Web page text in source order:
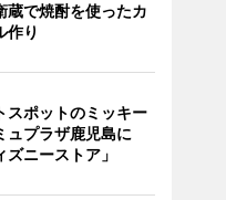
蔵で焼酎を使ったカ
作り
スポットのミッキー
ュプラザ鹿児島に
ズニーストア」